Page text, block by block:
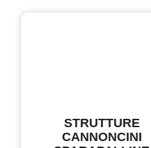
STRUTTURE
CANNONCINI